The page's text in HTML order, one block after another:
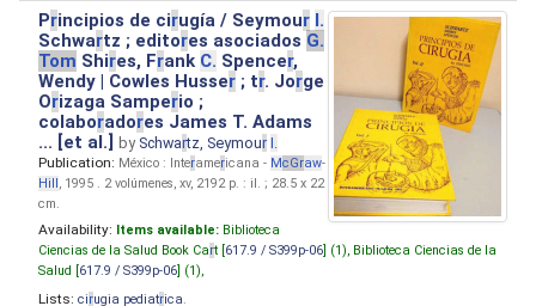
Principios de cirugía / Seymour I.
Schwartz ; editores asociados G.
Tom Shires, Frank C. Spencer,
Wendy | Cowles Husser ; tr. Jorge
Orizaga Samperio ;
colaboradores James T. Adams
... [et al.]by Schwartz, Seymour I.
Publication: México : Interamericana - McGraw-
Hill, 1995 . 2 volúmenes, xv, 2192 p. : il. ; 28.5 x 22
cm.
Availability: Items available: Biblioteca
Ciencias de la Salud Book Cart [ 617.9 / S399p-06 ] (1), Biblioteca Ciencias de la
Salud [ 617.9 / S399p-06 ] (1),
Lists: cirugia pediatrica